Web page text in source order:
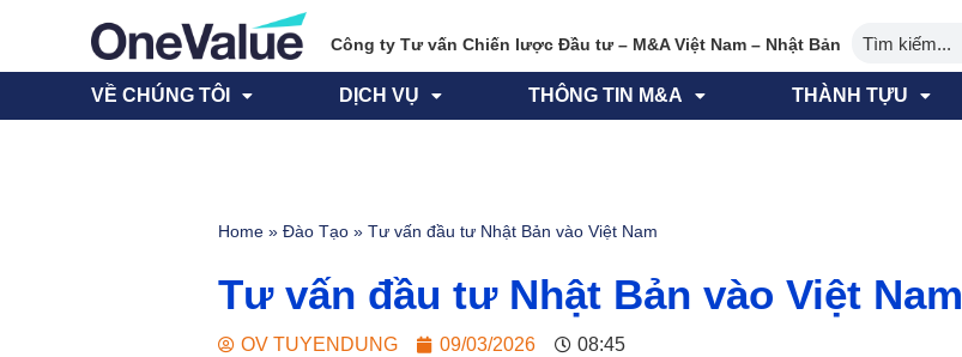
Công ty Tư vấn Chiến lược Đầu tư – M&A Việt Nam – Nhật Bản
VỀ CHÚNG TÔI DỊCH VỤ THÔNG TIN M&A THÀNH TỰU
Home » Đào Tạo » Tư vấn đầu tư Nhật Bản vào Việt Nam
Tư vấn đầu tư Nhật Bản vào Việt Nam
OV TUYENDUNG 09/03/2026 08:45